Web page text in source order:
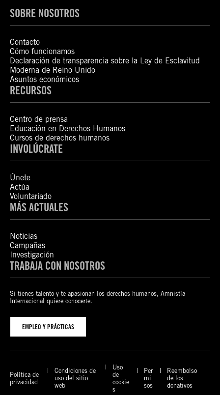
SOBRE NOSOTROS
Contacto
Cómo funcionamos
Declaración de transparencia sobre la Ley de Esclavitud
Moderna de Reino Unido
Asuntos económicos
RECURSOS
Centro de prensa
Educación en Derechos Humanos
Cursos de derechos humanos
INVOLÚCRATE
Únete
Actúa
Voluntariado
MÁS ACTUALES
Noticias
Campañas
Investigación
TRABAJA CON NOSOTROS
Si tienes talento y te apasionan los derechos humanos, Amnistía
Internacional quiere conocerte.
EMPLEO Y PRÁCTICAS
Política de
privacidad
Condiciones de
uso del sitio
web
Uso
de
cookie
s
Per
mi
sos
Reembolso
de los
donativos